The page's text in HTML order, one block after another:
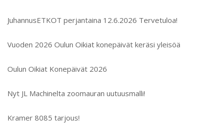
JuhannusETKOT perjantaina 12.6.2026 Tervetuloa!
Vuoden 2026 Oulun Oikiat konepäivät keräsi yleisöä
Oulun Oikiat Konepäivät 2026
Nyt JL Machinelta zoomauran uutuusmalli!
Kramer 8085 tarjous!